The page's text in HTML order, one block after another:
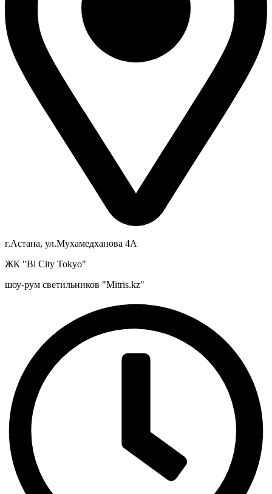
г.Астана, ул.Мухамедханова 4А
ЖК "Bi City Tokyo"
шоу-рум светильников "Mitris.kz"